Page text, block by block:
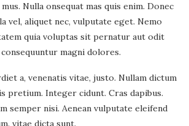
Nulla onsequat mas quis enim. Donec
vel, aliquet nec, vulputate eget. Nemo
quia voluptas sit pernatur aut odit
magni dolores.
a, venenatis vitae, justo. Nullam dictum
pretium. Integer cidunt. Cras dapibus.
semper nisi. Aenean vulputate eleifend
vitae dicta sunt.